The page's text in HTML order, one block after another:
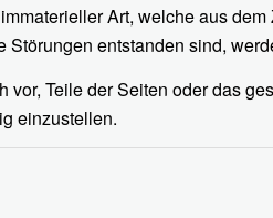
Art, welche aus
entstanden sind,
Teile der Seiten oder das
einzustellen.